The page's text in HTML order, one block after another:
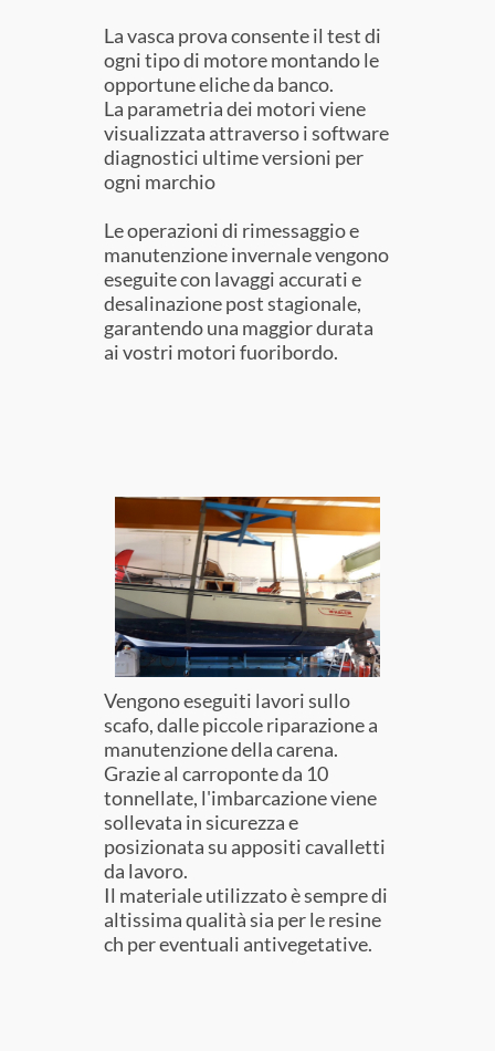
La vasca prova consente il test di
ogni tipo di motore montando le
opportune eliche da banco.
La parametria dei motori viene
visualizzata attraverso i software
diagnostici ultime versioni per
ogni marchio
Le operazioni di rimessaggio e
manutenzione invernale vengono
eseguite con lavaggi accurati e
desalinazione post stagionale,
garantendo una maggior durata
ai vostri motori fuoribordo.
Vengono eseguiti lavori sullo
scafo, dalle piccole riparazione a
manutenzione della carena.
Grazie al carroponte da 10
tonnellate, l'imbarcazione viene
sollevata in sicurezza e
posizionata su appositi cavalletti
da lavoro.
Il materiale utilizzato è sempre di
altissima qualità sia per le resine
ch per eventuali antivegetative.